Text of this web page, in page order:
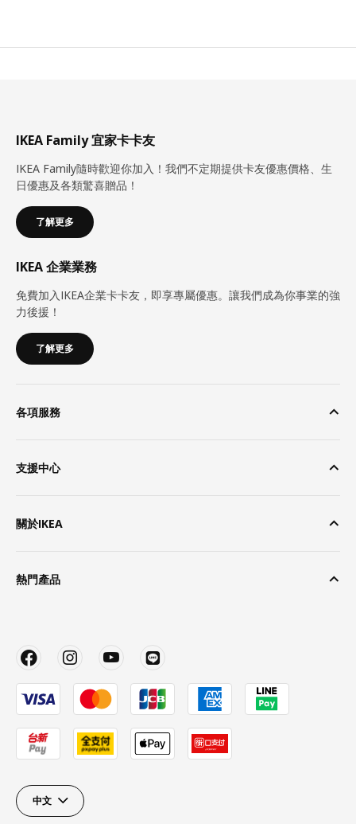
IKEA Family 宜家卡卡友
IKEA Family隨時歡迎你加入！我們不定期提供卡友優惠價格、生
日優惠及各類驚喜贈品！
了解更多
IKEA 企業業務
免費加入IKEA企業卡卡友，即享專屬優惠。讓我們成為你事業的強
力後援！
了解更多
各項服務
支援中心
關於IKEA
熱門產品
中文